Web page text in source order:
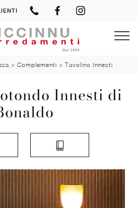
> Complementi > Tavolino Innesti
Innesti di